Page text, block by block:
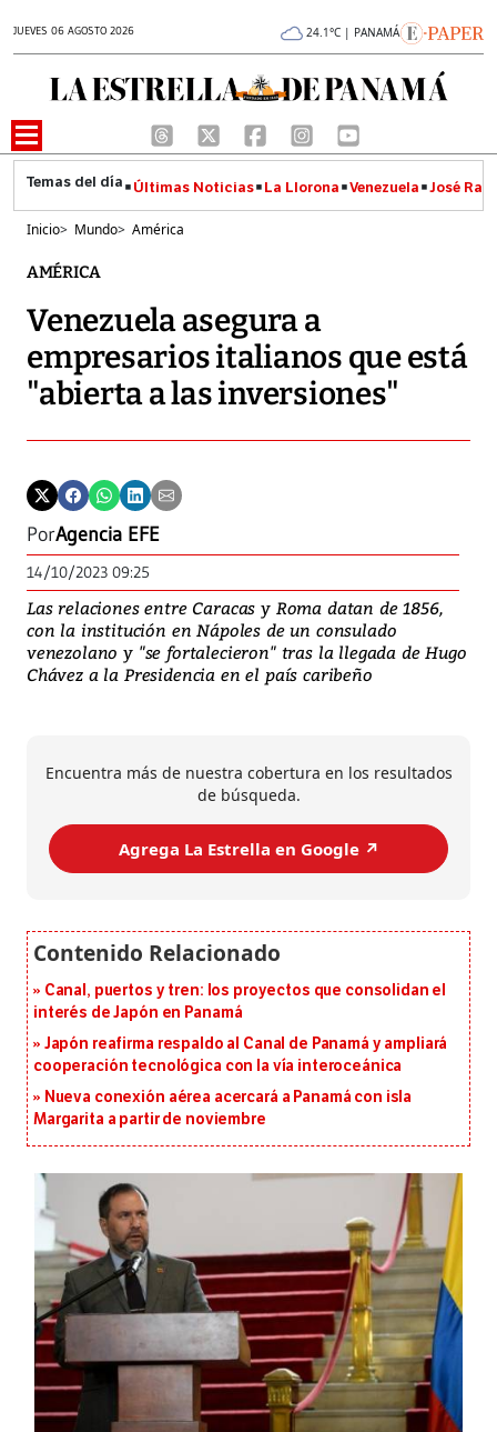
JUEVES 06 AGOSTO 2026 24.1°C | PANAMÁ
Últimas Noticias La Llorona Venezuela José
Inicio> Mundo> América
AMÉRICA
Venezuela asegura a
empresarios italianos que está
"abierta a las inversiones"
PorAgencia EFE
14/10/2023 09:25
Las relaciones entre Caracas y Roma datan de 1856,
con la institución en Nápoles de un consulado
venezolano y "se fortalecieron" tras la llegada de Hugo
Chávez a la Presidencia en el país caribeño
Encuentra más de nuestra cobertura en los resultados
de búsqueda.
Agrega La Estrella en Google ↗️
Canal, puertos y tren: los proyectos que consolidan el
interés de Japón en Panamá
Japón reafirma respaldo al Canal de Panamá y ampliará
cooperación tecnológica con la vía interoceánica
Nueva conexión aérea acercará a Panamá con isla
Margarita a partir de noviembre